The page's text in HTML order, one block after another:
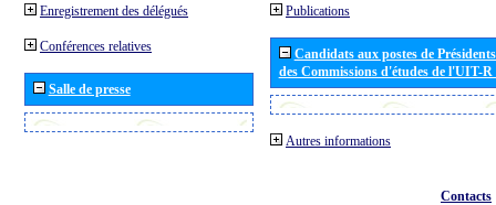
Enregistrement des délégués
Conférences relatives
Salle de presse
Publications
Candidats aux postes de
des Commissions d'études de l'UIT-
Autres informations
Contacts